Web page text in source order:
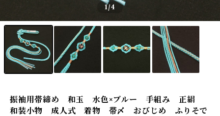
1/4
振袖用帯締め 和玉 水色×ブルー 手組み 正絹
和装小物 成人式 着物 帯〆 おびじめ ふりそで